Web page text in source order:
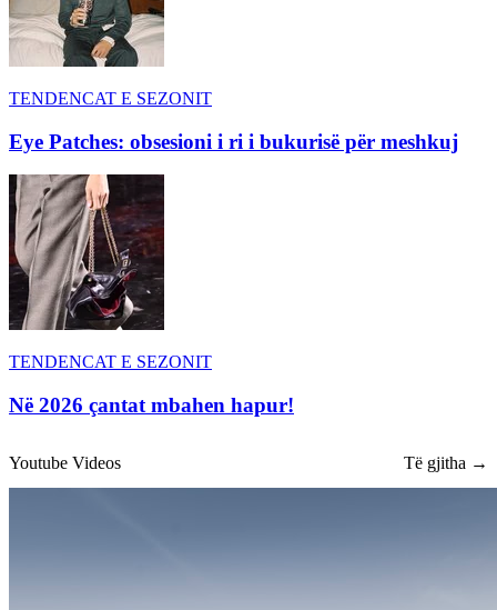
TENDENCAT E SEZONIT
Eye Patches: obsesioni i ri i bukurisë për meshkuj
TENDENCAT E SEZONIT
Në 2026 çantat mbahen hapur!
Youtube Videos Të gjitha →